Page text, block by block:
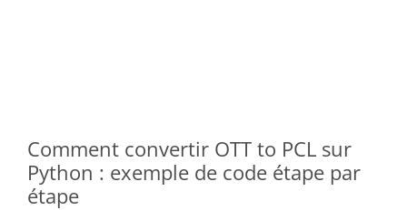
Comment convertir OTT to PCL sur
Python : exemple de code étape par
étape